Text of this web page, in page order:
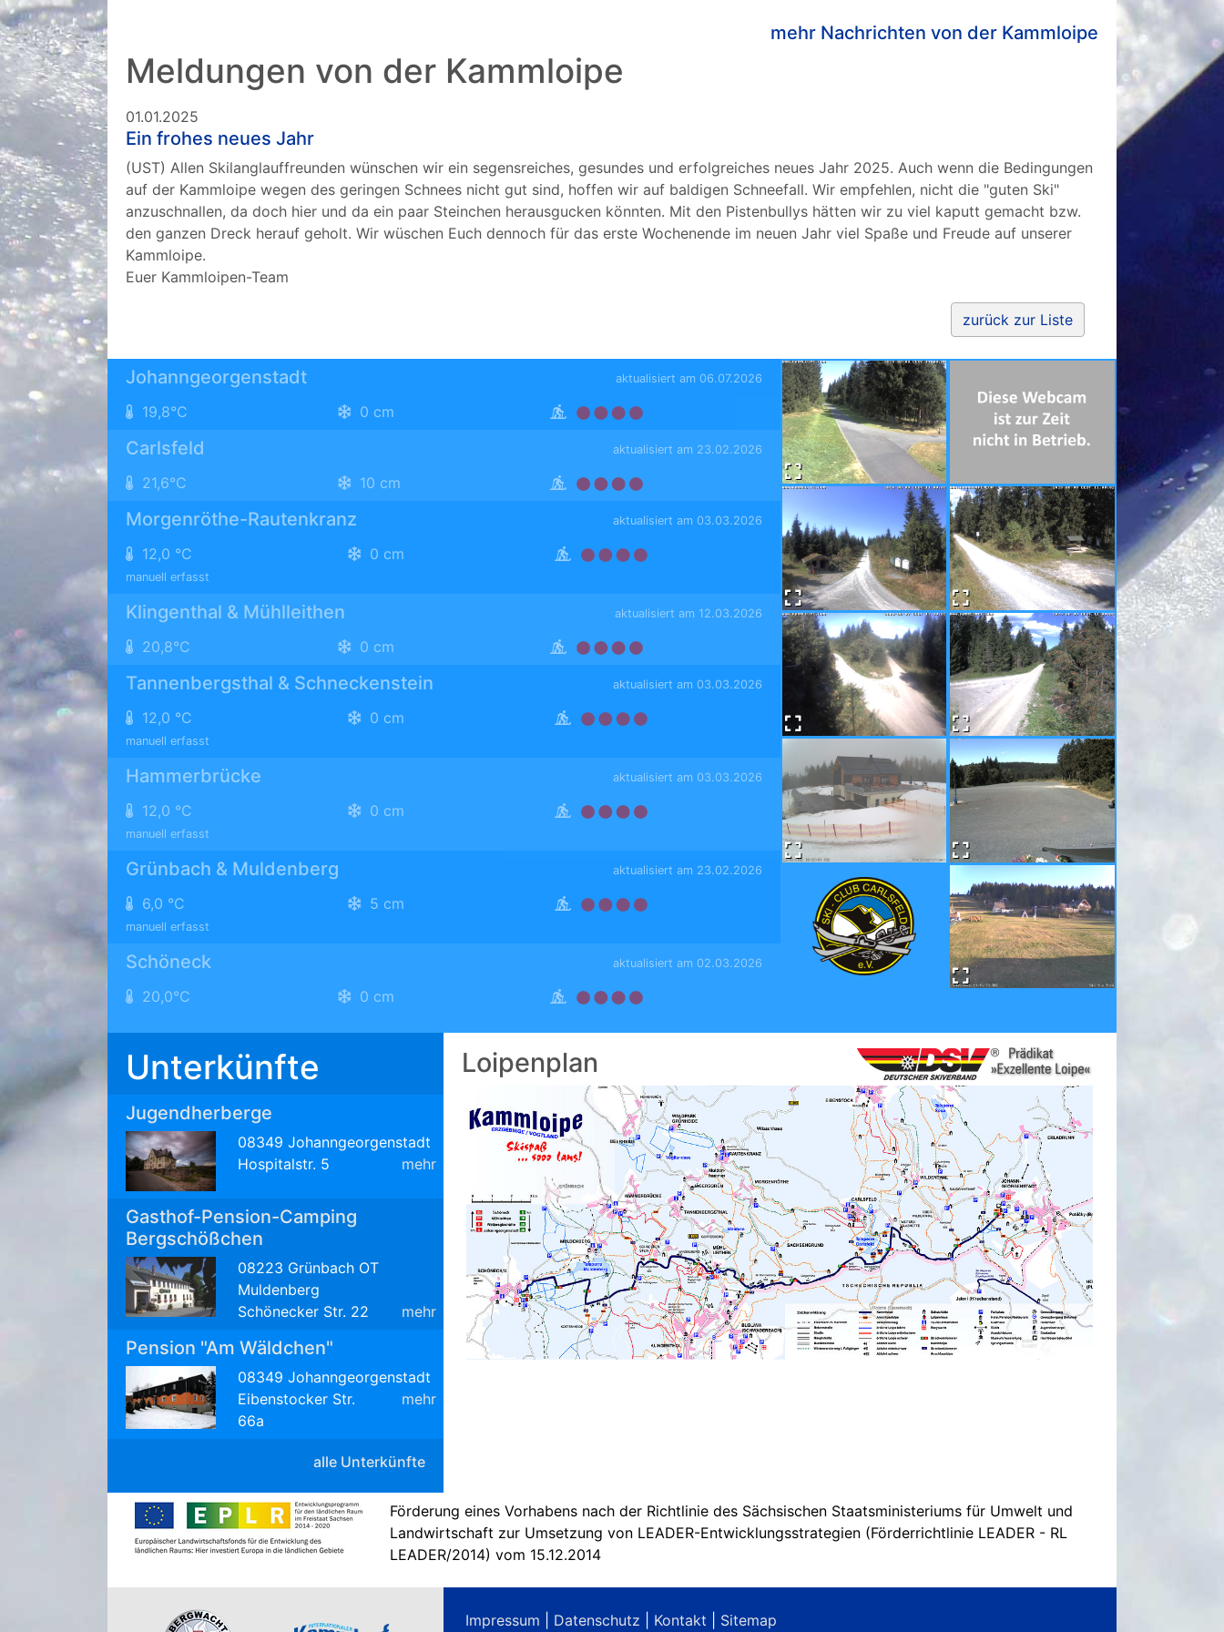
mehr Nachrichten von der Kammloipe
Meldungen von der Kammloipe
01.01.2025
Ein frohes neues Jahr
(UST) Allen Skilanglauffreunden wünschen wir ein segensreiches, gesundes und erfolgreiches neues Jahr 2025. Auch wenn die Bedingungen
auf der Kammloipe wegen des geringen Schnees nicht gut sind, hoffen wir auf baldigen Schneefall. Wir empfehlen, nicht die "guten Ski"
anzuschnallen, da doch hier und da ein paar Steinchen herausgucken könnten. Mit den Pistenbullys hätten wir zu viel kaputt gemacht bzw.
den ganzen Dreck herauf geholt. Wir wüschen Euch dennoch für das erste Wochenende im neuen Jahr viel Spaße und Freude auf unserer
Kammloipe.
Euer Kammloipen-Team
zurück zur Liste
Johanngeorgenstadt aktualisiert am 06.07.2026
19,8°C 0 cm
Carlsfeld aktualisiert am 23.02.2026
21,6°C 10 cm
Morgenröthe-Rautenkranz aktualisiert am 03.03.2026
12,0 °C
manuell erfasst
0 cm
Klingenthal & Mühlleithen aktualisiert am 12.03.2026
20,8°C 0 cm
Tannenbergsthal & Schneckenstein aktualisiert am 03.03.2026
12,0 °C
manuell erfasst
0 cm
Hammerbrücke aktualisiert am 03.03.2026
12,0 °C
manuell erfasst
0 cm
Grünbach & Muldenberg aktualisiert am 23.02.2026
6,0 °C
manuell erfasst
5 cm
Schöneck aktualisiert am 02.03.2026
20,0°C 0 cm
Unterkünfte
Jugendherberge
08349 Johanngeorgenstadt
Hospitalstr. 5
mehr
Gasthof-Pension-Camping
Bergschößchen
08223 Grünbach OT
Muldenberg
Schönecker Str. 22
mehr
Pension "Am Wäldchen"
08349 Johanngeorgenstadt
Eibenstocker Str.
66a
mehr
alle Unterkünfte
Loipenplan
Förderung eines Vorhabens nach der Richtlinie des Sächsischen Staatsministeriums für Umwelt und
Landwirtschaft zur Umsetzung von LEADER-Entwicklungsstrategien (Förderrichtlinie LEADER - RL
LEADER/2014) vom 15.12.2014
Impressum Datenschutz Kontakt Sitemap